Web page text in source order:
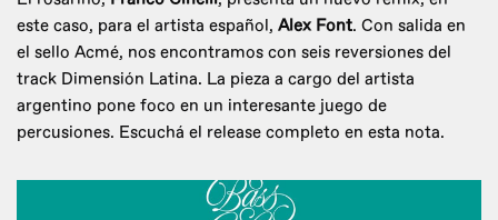
este caso, para el artista español, Alex Font. Con salida en
el sello Acmé, nos encontramos con seis reversiones del
track Dimensión Latina. La pieza a cargo del artista
argentino pone foco en un interesante juego de
percusiones. Escuchá el release completo en esta nota.